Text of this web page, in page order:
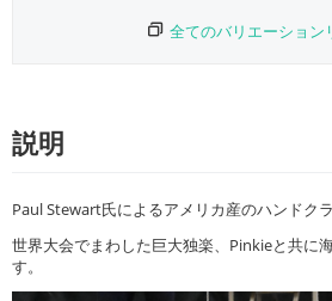
全てのバリエーション
説明
Paul Stewart氏によるアメリカ産のハンドク
世界大会でまわした巨大独楽、Pinkieと共に
す。